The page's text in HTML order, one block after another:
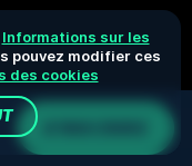
Informations sur les
pouvez modifier ces
des cookies